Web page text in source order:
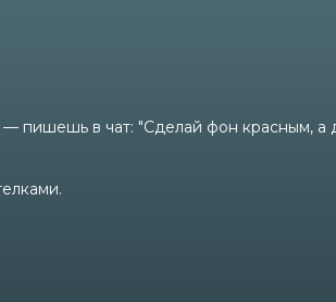
пишешь в чат: "Сделай фон красным, а